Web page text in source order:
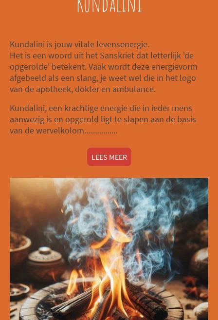
Kundalini is jouw vitale levensenergie.
Het is een woord uit het Sanskriet dat letterlijk 'de
opgerolde' betekent. Vaak wordt deze energievorm
afgebeeld als een slang, je weet wel die in het logo
van de apotheek, dokter en ambulance.
Kundalini, een krachtige energie die in ieder mens
aanwezig is en opgerold ligt te slapen aan de basis
van de wervelkolom.................
LEES MEER